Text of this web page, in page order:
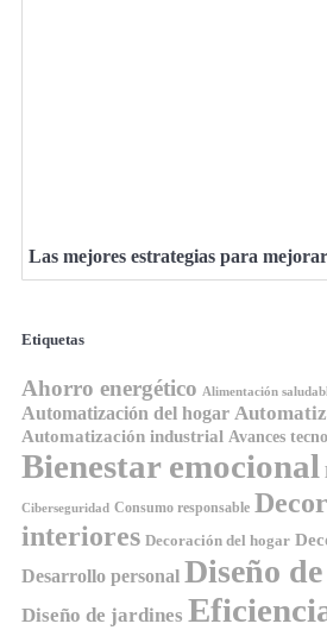
Las mejores estrategias para
Etiquetas
Ahorro energético Alimentación
Automatización del hogar
Automatización industrial Avances
Bienestar emocional
Ciberseguridad Consumo responsable
interiores Decoración del hogar
Desarrollo personal Diseño
Diseño de jardines